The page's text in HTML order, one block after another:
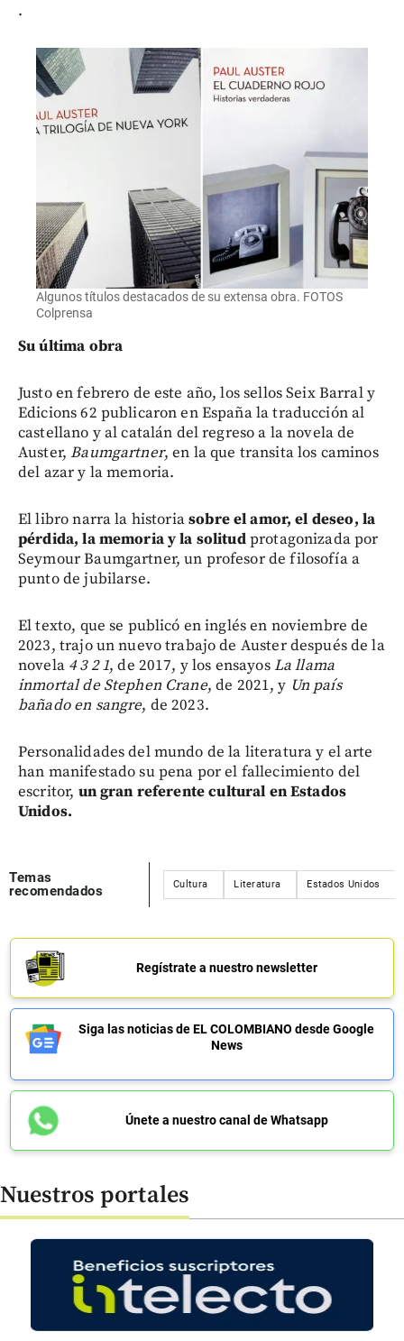
.
Algunos títulos destacados de su extensa obra. FOTOS
Colprensa
Su última obra
Justo en febrero de este año, los sellos Seix Barral y
Edicions 62 publicaron en España la traducción al
castellano y al catalán del regreso a la novela de
Auster,Baumgartner, en la que transita los caminos
del azar y la memoria.
El libro narra la historiasobre el amor, el deseo, la
pérdida, la memoria y la solitudprotagonizada por
Seymour Baumgartner, un profesor de filosofía a
punto de jubilarse.
El texto, que se publicó en inglés en noviembre de
2023, trajo un nuevo trabajo de Auster después de la
novela 4 3 2 1, de 2017, y los ensayosLa llama
inmortal de Stephen Crane, de 2021, y Un país
bañado en sangre, de 2023.
Personalidades del mundo de la literatura y el arte
han manifestado su pena por el fallecimiento del
escritor, un gran referente cultural en Estados
Unidos.
Temas
recomendados
Cultura Literatura Estados Unidos
Regístrate a nuestro newsletter
Siga las noticias de EL COLOMBIANO desde Google
News
Únete a nuestro canal de Whatsapp
Nuestros portales